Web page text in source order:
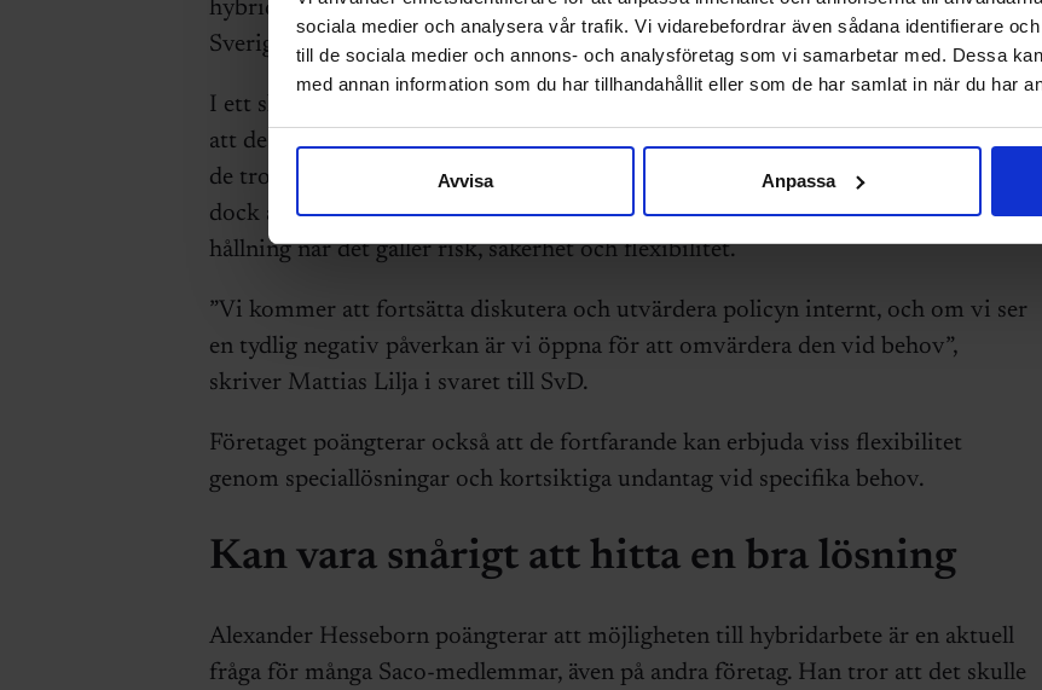
sociala medier och analysera vår trafik. Vi vidarebefordrar även sådana identifierare
till de sociala medier och annons- och analysföretag som vi samarbetar med. Dessa
med annan information som du har tillhandahållit eller som de har samlat in när du har
Avvisa Anpassa
hybridarbete är vanligt förekommande i spelbranschen i både Stockholm och
Sverige, konstaterar Alexander Hesseborn.
I ett skriftligt svar i
att de är ”medvetna om att mottagandet till policyn har varit blandad” men att
de tror att det i längden kommer att vara positivt för Paradox. Han konstaterar
dock att reaktionerna från både fack och anställda har påverkat policyns
hållning när det gäller risk, säkerhet och flexibilitet.
”Vi kommer att fortsätta diskutera och utvärdera policyn internt, och om vi ser
en tydlig negativ påverkan är vi öppna för att omvärdera den vid behov”,
skriver Mattias Lilja i svaret till SvD.
Företaget poängterar också att de fortfarande kan erbjuda viss flexibilitet
genom speciallösningar och kortsiktiga undantag vid specifika behov.
Kan vara snårigt att hitta en bra lösning
Alexander Hesseborn poängterar att möjligheten till hybridarbete är en aktuell
fråga för många Saco-medlemmar, även på andra företag. Han tror att det skulle